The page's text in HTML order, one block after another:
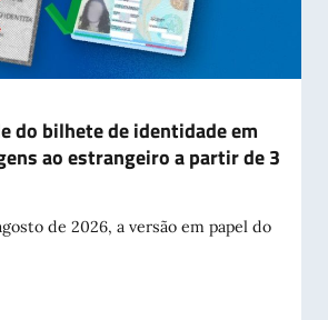
do bilhete de identidade em
ao estrangeiro a partir de 3
de 2026, a versão em papel do